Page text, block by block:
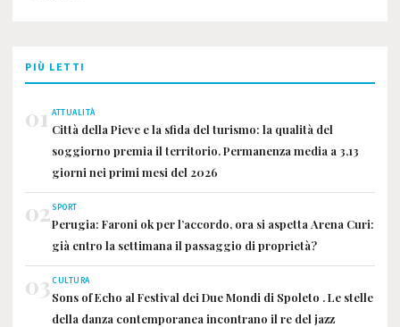
PIÙ LETTI
01 ATTUALITÀ
Città della Pieve e la sfida del turismo: la qualità del
soggiorno premia il territorio. Permanenza media a 3,13
giorni nei primi mesi del 2026
02SPORT
Perugia: Faroni ok per l’accordo, ora si aspetta Arena Curi:
già entro la settimana il passaggio di proprietà?
03CULTURA
Sons of Echo al Festival dei Due Mondi di Spoleto . Le stelle
della danza contemporanea incontrano il re del jazz